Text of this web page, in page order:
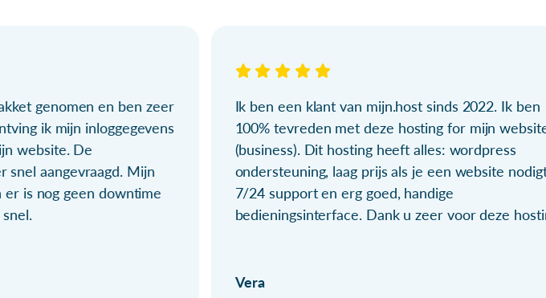
genomen en ben zeer
ik mijn inloggegevens
website. De
snel aangevraagd. Mijn
is nog geen downtime
Ik ben een klant van mijn.host sinds 2022. Ik ben
100% tevreden met deze hosting for mijn
(business). Dit hosting heeft alles: wordpress
ondersteuning, laag prijs als je een website
7/24 support en erg goed, handige
bedieningsinterface. Dank u zeer voor deze
Vera